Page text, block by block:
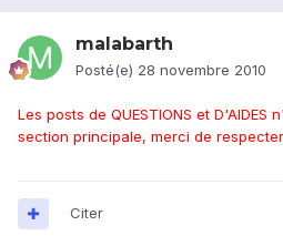
malabarth
Posté(e) 28 novembre 2010
Les posts de QUESTIONS et
section principale, merci de
Citer